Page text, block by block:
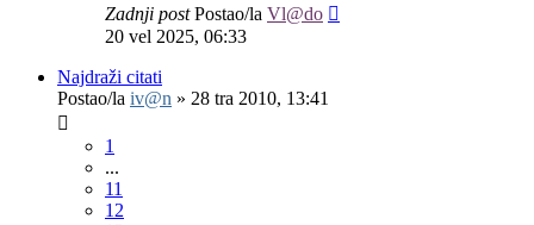
Zadnji postPostao/la Vl@do
20 vel 2025, 06:33
Najdraži citati
Postao/la iv@n » 28 tra 2010, 13:41
1
...
11
12